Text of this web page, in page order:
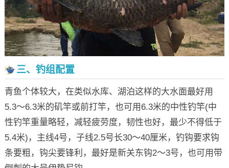
三、钓组配置
青鱼个体较大，在类似水库、湖泊这样的大水面最好用
5.3～6.3米的矶竿或前打竿，也可用6.3米的中性钓竿(中
性钓竿重量略轻，减轻疲劳度，韧性也好，最少不得低于
5.4米)，主线4号，子线2.5号长30～40厘米，钓钩要求钩
条要粗，钩尖要锋利，最好是新关东钩2～3号，也可用带